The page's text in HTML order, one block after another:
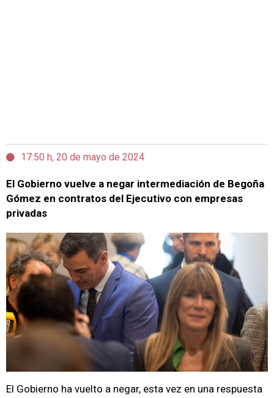
17:50 h, 20 de mayo de 2024
El Gobierno vuelve a negar intermediación de Begoña
Gómez en contratos del Ejecutivo con empresas
privadas
El Gobierno ha vuelto a negar, esta vez en una respuesta